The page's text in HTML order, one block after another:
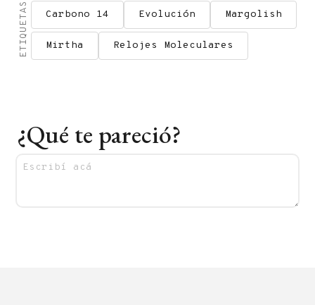
ETIQUETAS Carbono 14 Evolución Margolish
Mirtha Relojes Moleculares
¿Qué te pareció?